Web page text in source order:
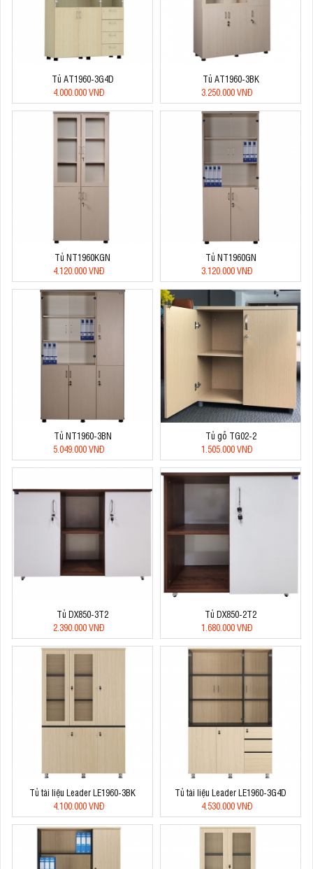
Tủ AT1960-3G4D
4.000.000 VNĐ
Tủ AT1960-3BK
3.250.000 VNĐ
Tủ NT1960KGN
4.120.000 VNĐ
Tủ NT1960GN
3.120.000 VNĐ
Tủ NT1960-3BN
5.049.000 VNĐ
Tủ gỗ TG02-2
1.505.000 VNĐ
Tủ DX850-3T2
2.390.000 VNĐ
Tủ DX850-2T2
1.680.000 VNĐ
Tủ tài liệu Leader LE1960-3BK
4.100.000 VNĐ
Tủ tài liệu Leader LE1960-3G4D
4.530.000 VNĐ